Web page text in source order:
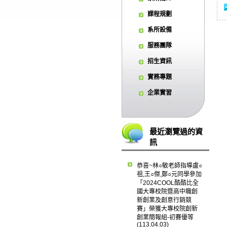
課程規劃
系所設備
服務團隊
招生資訊
實務專題
企業實習
最近瀏覽過的資
訊
恭喜~林○敏老師指導盧○
祖,王○傑,鄭○元同學參加
「2024COOL酷酷比全
國大專校院暨高中職創
新創業及創意行銷競
賽」榮獲大專校院創新
創業簡報組-初賽優等
(113.04.03)